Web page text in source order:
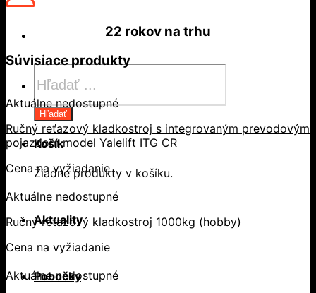
Products
search
Hľadať
Košík
Žiadne produkty v košíku.
Aktuality
Pobočky
22 rokov na trhu
Súvisiace produkty
Aktuálne nedostupné
Ručný reťazový kladkostroj s integrovaným prevodovým
pojazdom model Yalelift ITG CR
Cena na vyžiadanie
Aktuálne nedostupné
Ručný reťazový kladkostroj 1000kg (hobby)
Cena na vyžiadanie
Aktuálne nedostupné